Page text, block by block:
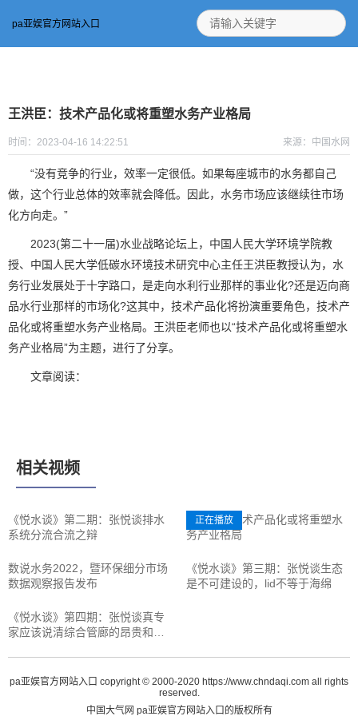
pa亚娱官方网站入口
王洪臣：技术产品化或将重塑水务产业格局
时间：2023-04-16 14:22:51 来源：中国水网
“没有竞争的行业，效率一定很低。如果每座城市的水务都自己
做，这个行业总体的效率就会降低。因此，水务市场应该继续往市场
化方向走。”
2023(第二十一届)水业战略论坛上，中国人民大学环境学院教
授、中国人民大学低碳水环境技术研究中心主任王洪臣教授认为，水
务行业发展处于十字路口，是走向水利行业那样的事业化?还是迈向商
品水行业那样的市场化?这其中，技术产品化将扮演重要角色，技术产
品化或将重塑水务产业格局。王洪臣老师也以“技术产品化或将重塑水
务产业格局”为主题，进行了分享。
文章阅读：
相关视频
《悦水谈》第二期：张悦谈排水
系统分流合流之辩
王洪臣：技术产品化或将重塑水
务产业格局
正在播放
数说水务2022，暨环保细分市场
数据观察报告发布
《悦水谈》第三期：张悦谈生态
是不可建设的，lid不等于海绵
《悦水谈》第四期：张悦谈真专
家应该说清综合管廊的昂贵和风
pa亚娱官方网站入口 copyright © 2000-2020 https://www.chndaqi.com all rights
reserved.
中国大气网 pa亚娱官方网站入口的版权所有